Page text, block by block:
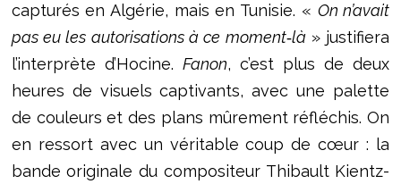
capturés en Algérie, mais en Tunisie. « On n’avait
pas eu les autorisations à ce moment‑là» justifiera
l’interprète d’Hocine. Fanon, c’est plus de deux
heures de visuels captivants, avec une palette
de couleurs et des plans mûrement réfléchis. On
en ressort avec un véritable coup de cœur : la
bande originale du compositeur Thibault Kientz-